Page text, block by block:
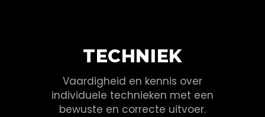
TECHNIEK
Vaardigheid en kennis over
individuele technieken met een
bewuste en correcte uitvoer.